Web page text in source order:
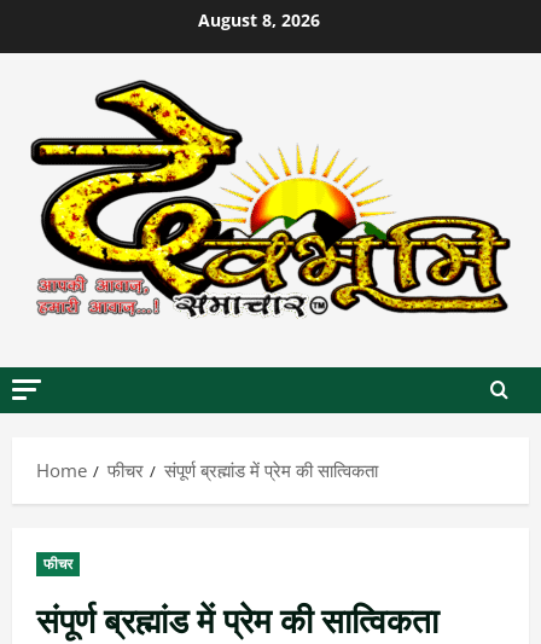
to
August 8, 2026
Home फीचर संपूर्ण ब्रह्मांड में प्रेम की सात्विकता
फीचर
संपूर्ण ब्रह्मांड में प्रेम की सात्विकता